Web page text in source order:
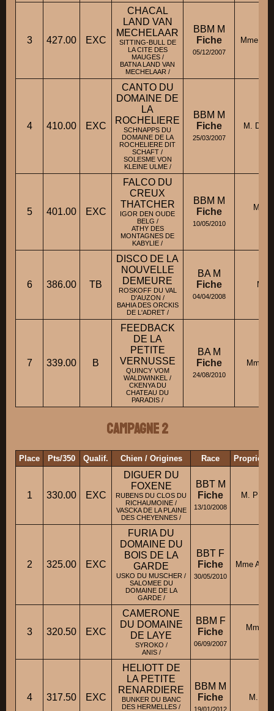
3 427.00 EXC
CHACAL
LAND VAN
MECHELAAR
SITTING-BULL DE
LA CITE DES
MAUGES /
BATNA LAND VAN
MECHELAAR /
BBM M
Fiche
05/12/2007
Mme
4 410.00 EXC
CANTO DU
DOMAINE DE
LA
ROCHELIERE
SCHNAPPS DU
DOMAINE DE LA
ROCHELIERE DIT
SCHAFT /
SOLESME VON
KLEINE ULME /
BBM M
Fiche
25/03/2007
M.
5 401.00 EXC
FALCO DU
CREUX
THATCHER
IGOR DEN OUDE
BELG /
ATHY DES
MONTAGNES DE
KABYLIE /
BBM M
Fiche
10/05/2010
M.
6 386.00 TB
DISCO DE LA
NOUVELLE
DEMEURE
ROSKOFF DU VAL
D'AUZON /
BAHIA DES ORCKIS
DE L'ADRET /
BA M
Fiche
04/04/2008
M.
7 339.00 B
FEEDBACK
DE LA
PETITE
VERNUSSE
QUINCY VOM
WALDWINKEL /
CKENYA DU
CHATEAU DU
PARADIS /
BA M
Fiche
24/08/2010
Mme
Campagne 2
Place Pts/350 Qualif. Chien / Origines Race
1 330.00 EXC
DIGUER DU
FOXENE
RUBENS DU CLOS DU
RICHAUMOINE /
VASCKA DE LA PLAINE
DES CHEYENNES /
BBT M
Fiche
13/10/2008
M.
2 325.00 EXC
FURIA DU
DOMAINE DU
BOIS DE LA
GARDE
USKO DU MUSCHER /
SALOMEE DU
DOMAINE DE LA
GARDE /
BBT F
Fiche
30/05/2010
Mme
3 320.50 EXC
CAMERONE
DU DOMAINE
DE LAYE
SYROKO /
ANIS /
BBM F
Fiche
06/09/2007
Mme
4 317.50 EXC
HELIOTT DE
LA PETITE
RENARDIERE
BUNKER DU BANC
DES HERMELLES /
BBM M
Fiche
19/01/2012
M.